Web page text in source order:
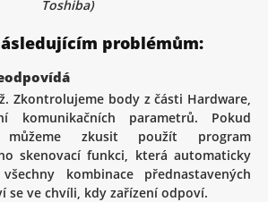
Toshiba)
problémům:
Zkontrolujeme body z části Hardware,
komunikačních parametrů. Pokud
můžeme zkusit použít program
skenovací funkci, která automaticky
kombinace přednastavených
se ve chvíli, kdy zařízení odpoví.